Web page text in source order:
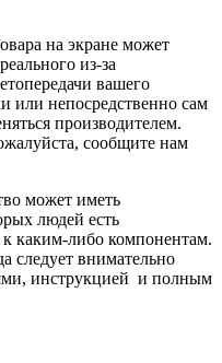
на экране может
из-за
вашего
или непосредственно сам
производителем.
сообщите нам
может иметь
людей есть
каким-либо компонентам.
следует внимательно
инструкцией и полным